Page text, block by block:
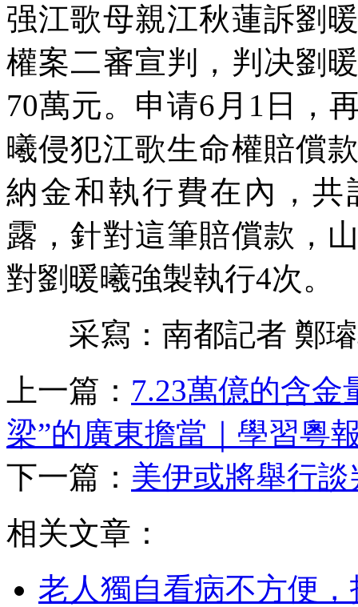
强江歌母親江秋蓮訴劉
權案二審宣判，判决劉
70萬元。申请6月1日，
曦侵犯江歌生命權賠償
納金和執行費在內，共
露，針對這筆賠償款，
對劉暖曦強製執行4次。
采寫：南都記者 鄭
上一篇： 7.23萬億的含
梁”的廣東擔當｜學習粵
下一篇： 美伊或將舉行
相关文章：
老人獨自看病不方便